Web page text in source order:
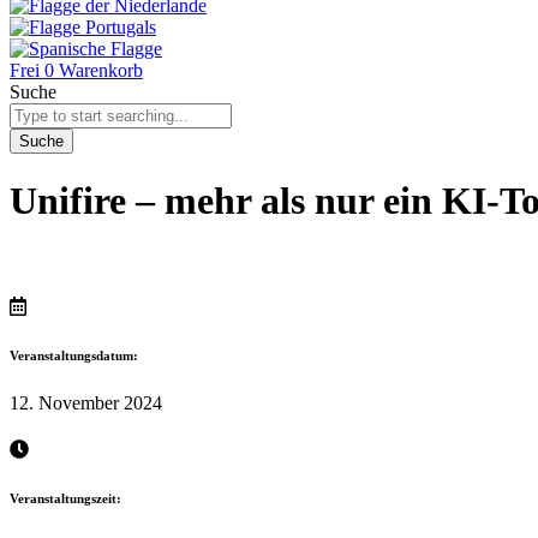
Frei 0 Warenkorb
Suche
Suche
Unifire – mehr als nur ein KI-
Veranstaltungsdatum:
12. November 2024
Veranstaltungszeit: